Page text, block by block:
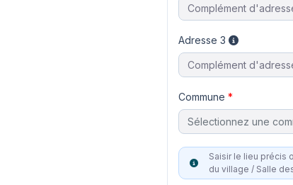
Adresse 3
Commune
Sélectionnez une
Saisir le lieu précis où
du village / Salle